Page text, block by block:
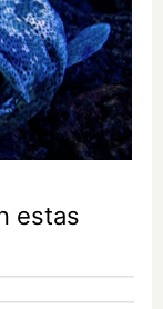
estas